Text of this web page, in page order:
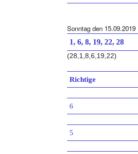
Sonntag den 15.09.2019
1, 6, 8, 19, 22, 28
(28,1,8,6,19,22)
Richtige
6
5